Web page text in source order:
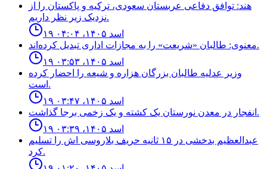
هند: توافق دفاعی عربستان سعودی، ترکیه و پاکستان را از
نزدیک زیر نظر داریم.
۱۹ اسد ۱۴۰۵، ۰۴:۰۴
معنوی: طالبان «شریعت» را به مجازات اداری تبدیل کرده‌اند.
۱۹ اسد ۱۴۰۵، ۰۳:۵۳
وزیر عدلیه طالبان بزرگان هزاره و شیعه را احضار کرده
است.
۱۹ اسد ۱۴۰۵، ۰۳:۴۷
انفجار در معدن نورستان يک كشته و یک زخمى برجا گذاشت.
۱۹ اسد ۱۴۰۵، ۰۳:۳۹
عبدالعظيم بدخشى در ١۵ ثانيه حريف بلاروسى اش را تسليم
كرد.